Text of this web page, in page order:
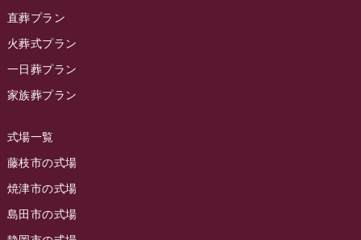
直葬プラン
火葬式プラン
一日葬プラン
家族葬プラン
式場一覧
藤枝市の式場
焼津市の式場
島田市の式場